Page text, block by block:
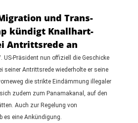
und Trans-
kündigt Knallhart-
Antrittsrede an
US-Präsident nun offiziell die Geschicke
seiner Antrittsrede wiederholte er seine
die strikte Eindämmung illegaler
zudem zum Panamakanal, auf den
Auch zur Regelung von
es eine Ankündigung.